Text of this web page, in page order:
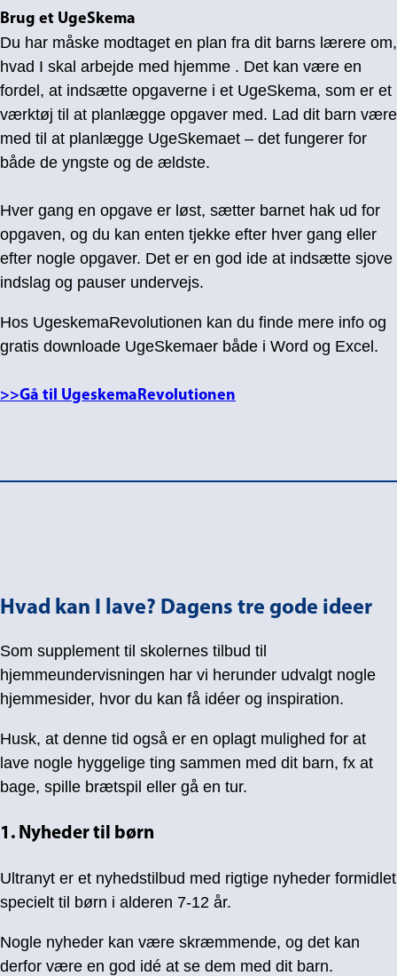
Brug et UgeSkema
Du har måske modtaget en plan fra dit barns lærere om,
hvad I skal arbejde med hjemme . Det kan være en
fordel, at indsætte opgaverne i et UgeSkema, som er et
værktøj til at planlægge opgaver med. Lad dit barn være
med til at planlægge UgeSkemaet – det fungerer for
både de yngste og de ældste.
Hver gang en opgave er løst, sætter barnet hak ud for
opgaven, og du kan enten tjekke efter hver gang eller
efter nogle opgaver. Det er en god ide at indsætte sjove
indslag og pauser undervejs.
Hos UgeskemaRevolutionen kan du finde mere info og
gratis downloade UgeSkemaer både i Word og Excel.
>>Gå til UgeskemaRevolutionen
Hvad kan I lave? Dagens tre gode ideer
Som supplement til skolernes tilbud til
hjemmeundervisningen har vi herunder udvalgt nogle
hjemmesider, hvor du kan få idéer og inspiration.
Husk, at denne tid også er en oplagt mulighed for at
lave nogle hyggelige ting sammen med dit barn, fx at
bage, spille brætspil eller gå en tur.
1. Nyheder til børn
Ultranyt er et nyhedstilbud med rigtige nyheder formidlet
specielt til børn i alderen 7-12 år.
Nogle nyheder kan være skræmmende, og det kan
derfor være en god idé at se dem med dit barn.